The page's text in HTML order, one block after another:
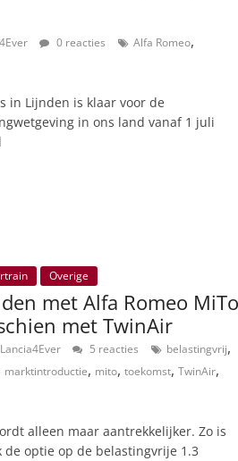
0 reacties Alfa Romeo,
in Lijnden is klaar voor de
in ons land vanaf 1 juli
Overige
met Alfa Romeo MiTo
met TwinAir
Lancia4Ever 5 reacties belastingvrij,
marktintroductie, mito, toekomst, TwinAir,
alleen maar aantrekkelijker. Zo is
optie op de belastingvrije 1.3